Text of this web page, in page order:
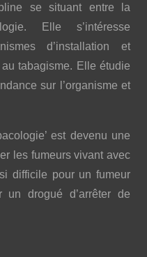
se situant entre la
Elle s’intéresse
d’installation et
tabagisme. Elle étudie
sur l’organisme et
est devenu une
les fumeurs vivant avec
difficile pour un fumeur
un drogué d’arrêter de